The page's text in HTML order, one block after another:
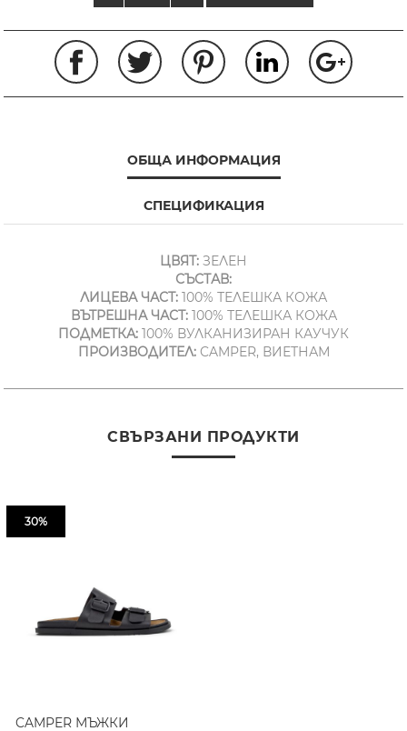
ОБЩА ИНФОРМАЦИЯ
СПЕЦИФИКАЦИЯ
ЦВЯТ: ЗЕЛЕН
СЪСТАВ:
ЛИЦЕВА ЧАСТ: 100% ТЕЛЕШКА КОЖА
ВЪТРЕШНА ЧАСТ:100% ТЕЛЕШКА КОЖА
ПОДМЕТКА: 100% ВУЛКАНИЗИРАН КАУЧУК
ПРОИЗВОДИТЕЛ:CAMPER, ВИЕТНАМ
СВЪРЗАНИ ПРОДУКТИ
30%
CAMPER МЪЖКИ